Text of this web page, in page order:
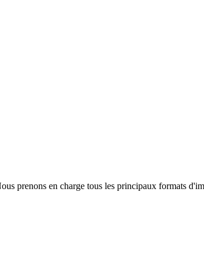
prenons en charge tous les principaux formats